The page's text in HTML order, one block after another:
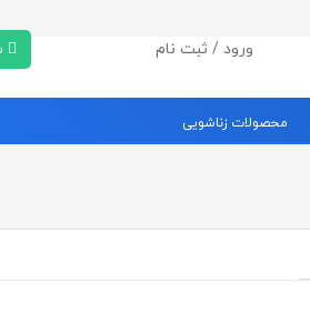
ورود / ثبت نام
محصولات زناشویی